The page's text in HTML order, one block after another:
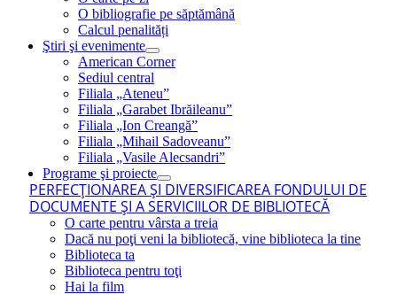
O bibliografie pe săptămână
Calcul penalități
Ştiri şi evenimente
American Corner
Sediul central
Filiala „Ateneu”
Filiala „Garabet Ibrăileanu”
Filiala „Ion Creangă”
Filiala „Mihail Sadoveanu”
Filiala „Vasile Alecsandri”
Programe şi proiecte
PERFECŢIONAREA ŞI DIVERSIFICAREA FONDULUI DE
DOCUMENTE ŞI A SERVICIILOR DE BIBLIOTECĂ
O carte pentru vârsta a treia
Dacă nu poţi veni la bibliotecă, vine biblioteca la tine
Biblioteca ta
Biblioteca pentru toţi
Hai la film